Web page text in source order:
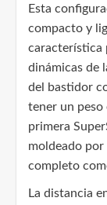
Esta
compacto y
característica
dinámicas de
del bastidor
tener un peso
primera
moldeado
completo
La distancia